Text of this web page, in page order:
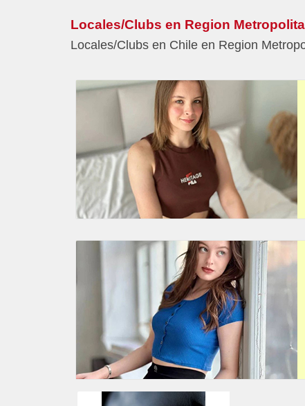
Locales/Clubs en Region
Locales/Clubs en Chile en Region